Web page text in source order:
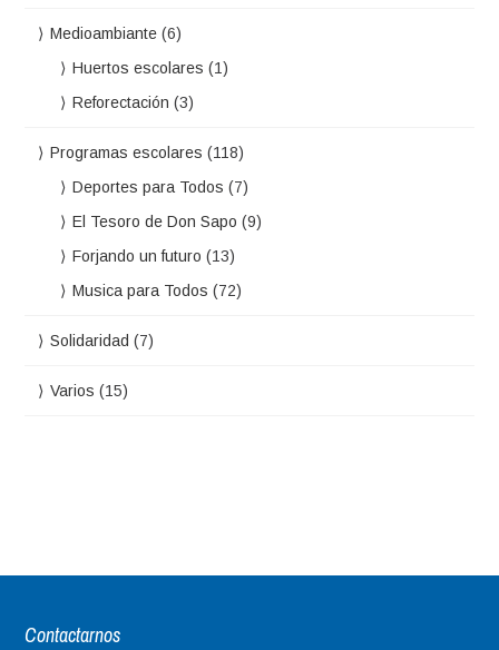
Medioambiante (6)
Huertos escolares (1)
Reforectación (3)
Programas escolares (118)
Deportes para Todos (7)
El Tesoro de Don Sapo (9)
Forjando un futuro (13)
Musica para Todos (72)
Solidaridad (7)
Varios (15)
Contactarnos